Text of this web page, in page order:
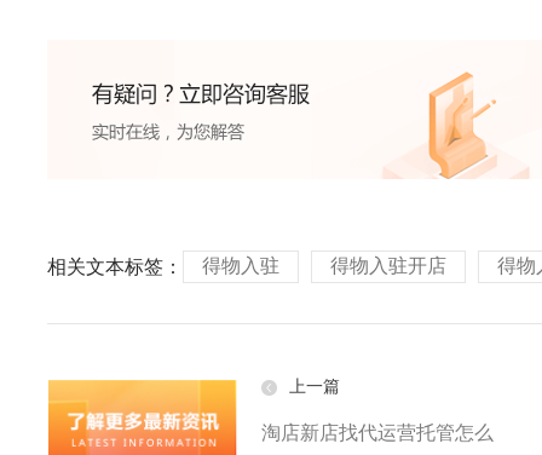
相关文本标签： 得物入驻 得物入驻开店 得物
上一篇
淘店新店找代运营托管怎么